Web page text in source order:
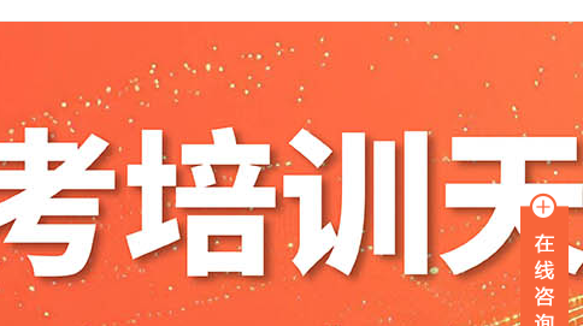
2020年
院校简章
家长沟通
入学指南